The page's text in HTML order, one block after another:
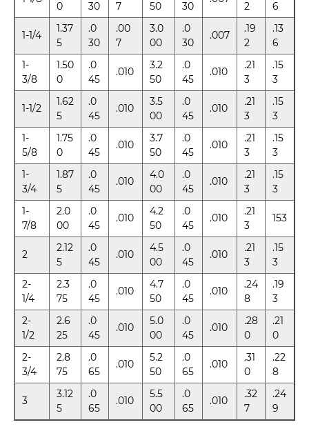
0 30 7 50 30 2 6
1-1/4
1.37
5
.0
30
.00
7
3.0
00
.0
30
.007
.19
2
.13
6
1-
3/8
1.50
0
.0
45
.010
3.2
50
.0
45
.010
.21
3
.15
3
1-1/2
1.62
5
.0
45
.010
3.5
00
.0
45
.010
.21
3
.15
3
1-
5/8
1.75
0
.0
45
.010
3.7
50
.0
45
.010
.21
3
.15
3
1-
3/4
1.87
5
.0
45
.010
4.0
00
.0
45
.010
.21
3
.15
3
1-
7/8
2.0
00
.0
45
.010
4.2
50
.0
45
.010
.21
3
153
2
2.12
5
.0
45
.010
4.5
00
.0
45
.010
.21
3
.15
3
2-
1/4
2.3
75
.0
45
.010
4.7
50
.0
45
.010
.24
8
.19
3
2-
1/2
2.6
25
.0
45
.010
5.0
00
.0
45
.010
.28
0
.21
0
2-
3/4
2.8
75
.0
65
.010
5.2
50
.0
65
.010
.31
0
.22
8
3
3.12
5
.0
65
.010
5.5
00
.0
65
.010
.32
7
.24
9